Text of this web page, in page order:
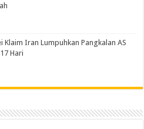
Klaim Iran Lumpuhkan Pangkalan AS
Hari